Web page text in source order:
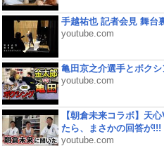
手越祐也 記者会見 舞台
youtube.com
亀田京之介選手とボク
youtube.com
【朝倉未来コラボ】天
たら、まさかの回答が!!!
youtube.com